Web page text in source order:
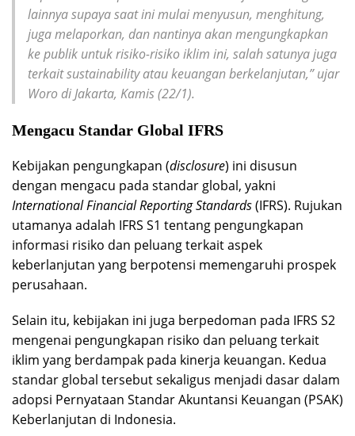
lainnya supaya saat ini mulai menyusun, menghitung,
juga melaporkan, dan nantinya akan mengungkapkan
ke publik untuk risiko-risiko iklim ini, salah satunya juga
terkait sustainability atau keuangan berkelanjutan,” ujar
Woro di Jakarta, Kamis (22/1).
Mengacu Standar Global IFRS
Kebijakan pengungkapan (disclosure) ini disusun
dengan mengacu pada standar global, yakni
International Financial Reporting Standards(IFRS). Rujukan
utamanya adalah IFRS S1 tentang pengungkapan
informasi risiko dan peluang terkait aspek
keberlanjutan yang berpotensi memengaruhi prospek
perusahaan.
Selain itu, kebijakan ini juga berpedoman pada IFRS S2
mengenai pengungkapan risiko dan peluang terkait
iklim yang berdampak pada kinerja keuangan. Kedua
standar global tersebut sekaligus menjadi dasar dalam
adopsi Pernyataan Standar Akuntansi Keuangan (PSAK)
Keberlanjutan di Indonesia.